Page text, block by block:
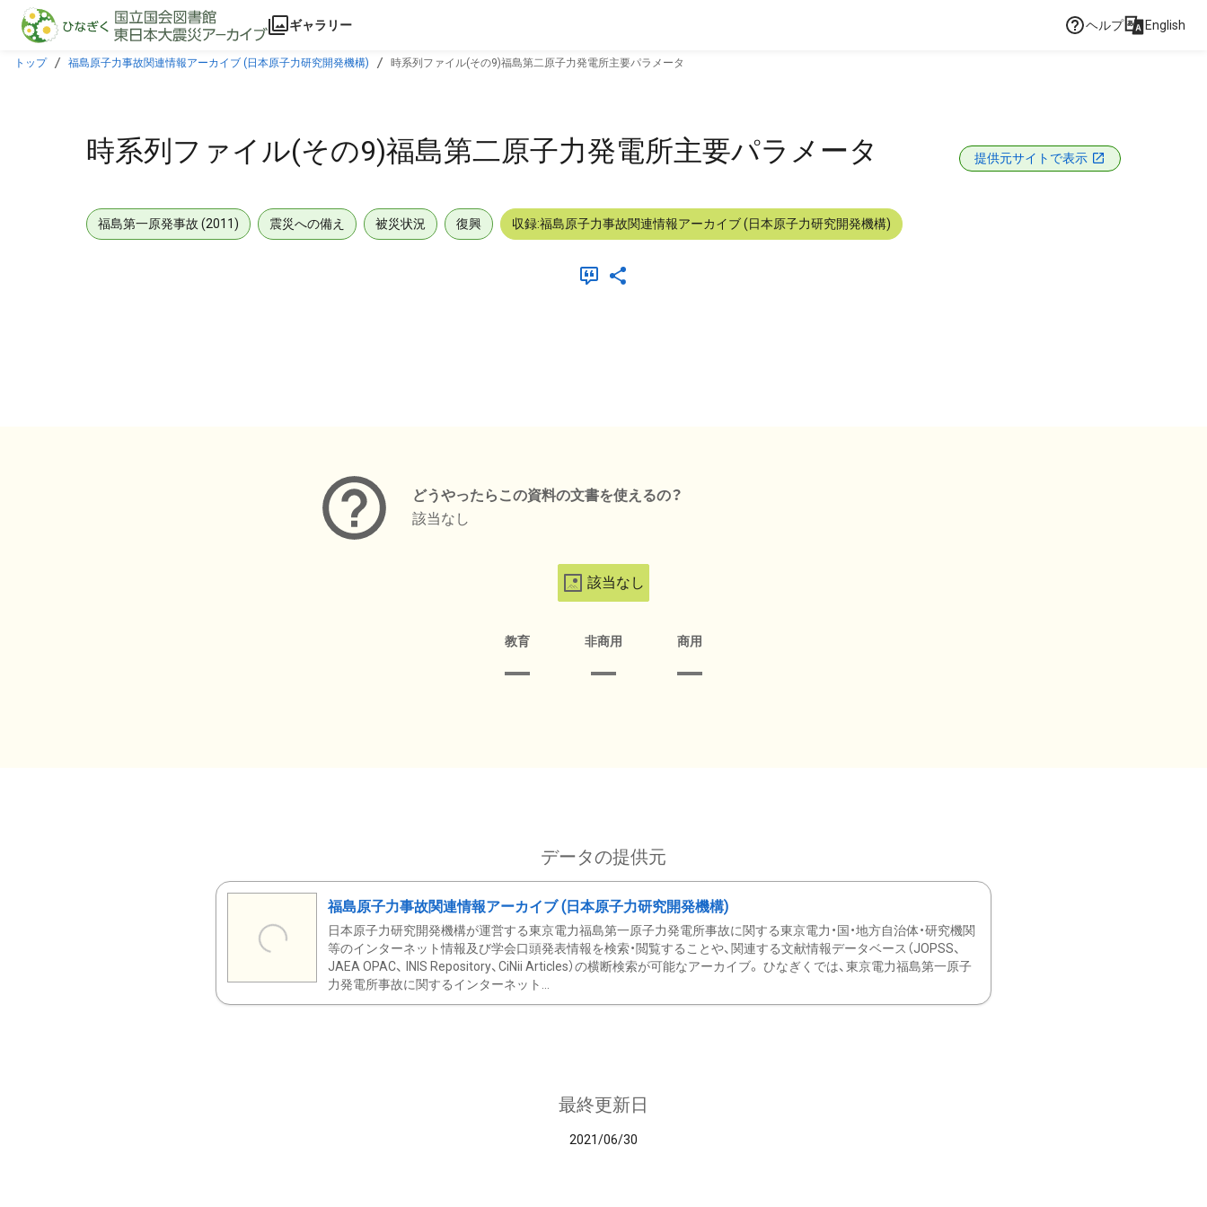
本文に飛ぶ
ギャラリー ヘルプ English
トップ 福島原子力事故関連情報アーカイブ (日本原子力研究開発機構) 時系列ファイル(その9)福島第二原子力発電所主要パラメータ
時系列ファイル(その9)福島第二原子力発電所主要パラメータ 提供元サイトで表示
福島第一原発事故 (2011) 震災への備え 被災状況 復興 収録:福島原子力事故関連情報アーカイブ (日本原子力研究開発機構)
どうやったらこの資料の文書を使えるの？
該当なし
該当なし
教育 非商用 商用
データの提供元
福島原子力事故関連情報アーカイブ (日本原子力研究開発機構)
日本原子力研究開発機構が運営する東京電力福島第一原子力発電所事故に関する東京電力・国・地方自治体・研究機関
等のインターネット情報及び学会口頭発表情報を検索・閲覧することや、関連する文献情報データベース（JOPSS、
JAEA OPAC、 INIS Repository、CiNii Articles）の横断検索が可能なアーカイブ。 ひなぎくでは、東京電力福島第一原子
力発電所事故に関するインターネット...
最終更新日
2021/06/30